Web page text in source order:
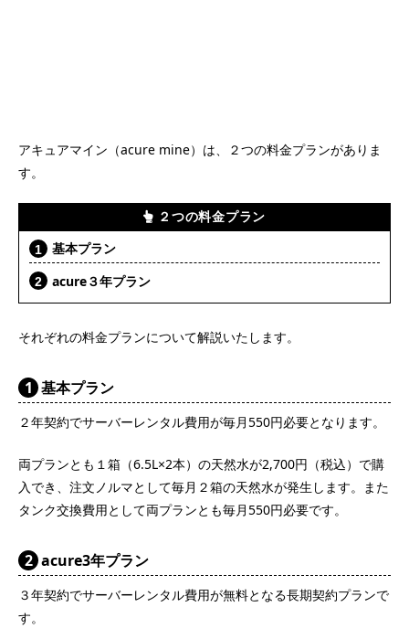
基本プラン
それぞれの料金プランについて解説いたします。
1 基本プラン
入でき、注文ノルマとして毎月２箱の天然水が発生します。また
タンク交換費用として両プランとも毎月550円必要です。
2 acure3年プラン
３年契約でサーバーレンタル費用が無料となる長期契約プランで
す。
長期的に利用されるご予定の方におすすめです。
徹底した品質管理で安全・安心な天然水